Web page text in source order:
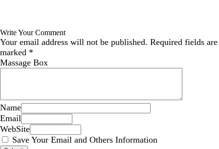
Write Your Comment
Your email address will not be published. Required fields are
marked *
Massage Box
Name
Email
WebSite
Save Your Email and Others Information